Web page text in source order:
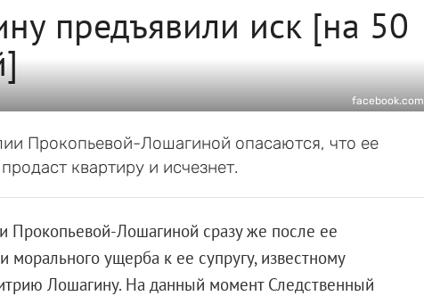
предъявили иск [на 50
facebook.com
Прокопьевой-Лошагиной опасаются, что ее
квартиру и исчезнет.
Прокопьевой-Лошагиной сразу же после ее
ущерба к ее супругу, известному
Лошагину. На данный момент Следственный